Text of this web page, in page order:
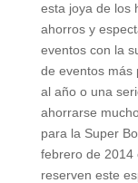
esta joya de los
ahorros y
eventos con la
de eventos más
al año o una
ahorrarse
para la Super
febrero de 2014
reserven este